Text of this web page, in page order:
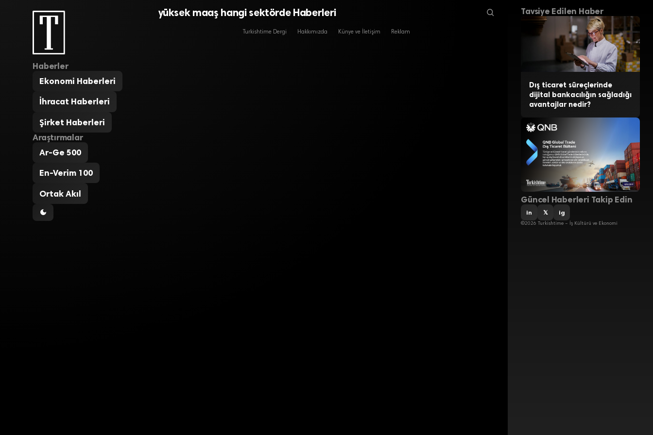
Haberler
Ekonomi Haberleri
İhracat Haberleri
Şirket Haberleri
Araştırmalar
Ar-Ge 500
En-Verim 100
Ortak Akıl
yüksek maaş hangi sektörde Haberleri
Turkishtime Dergi Hakkımızda Künye ve İletişim Reklam
Tavsiye Edilen Haber
Dış ticaret süreçlerinde
dijital bankacılığın sağladığı
avantajlar nedir?
Güncel Haberleri Takip Edin
in 𝕏 ig
©2026 Turkishtime – İş Kültürü ve Ekonomi